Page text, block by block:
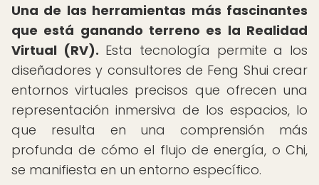
Una de las herramientas más fascinantes
que está ganando terreno es la Realidad
Virtual (RV). Esta tecnología permite a los
diseñadores y consultores de Feng Shui crear
entornos virtuales precisos que ofrecen una
representación inmersiva de los espacios, lo
que resulta en una comprensión más
profunda de cómo el flujo de energía, o Chi,
se manifiesta en un entorno específico.